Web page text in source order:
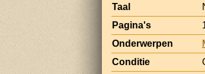
Taal
Pagina's
Onderwerpen
Conditie